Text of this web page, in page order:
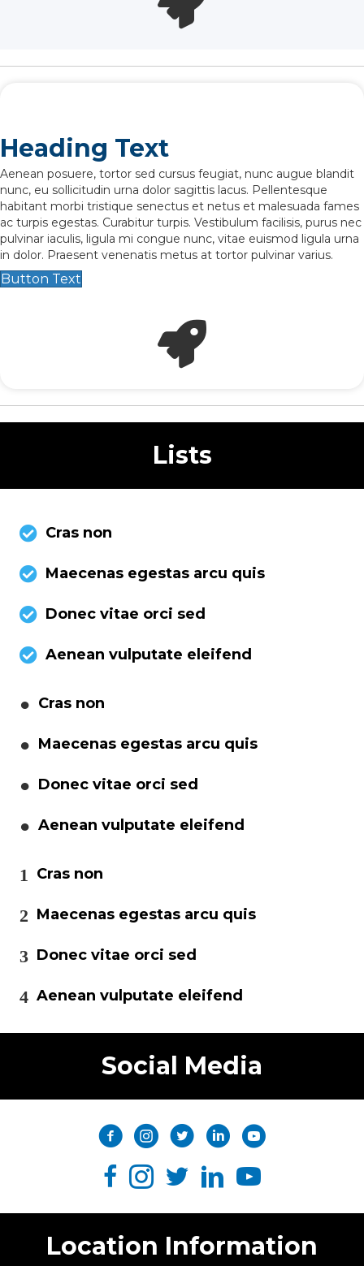
Heading Text
Aenean posuere, tortor sed cursus feugiat, nunc augue blandit
nunc, eu sollicitudin urna dolor sagittis lacus. Pellentesque
habitant morbi tristique senectus et netus et malesuada fames
ac turpis egestas. Curabitur turpis. Vestibulum facilisis, purus nec
pulvinar iaculis, ligula mi congue nunc, vitae euismod ligula urna
in dolor. Praesent venenatis metus at tortor pulvinar varius.
Button Text
Lists
Cras non
Maecenas egestas arcu quis
Donec vitae orci sed
Aenean vulputate eleifend
Cras non
Maecenas egestas arcu quis
Donec vitae orci sed
Aenean vulputate eleifend
Cras non
Maecenas egestas arcu quis
Donec vitae orci sed
Aenean vulputate eleifend
Social Media
Location Information